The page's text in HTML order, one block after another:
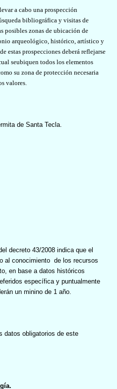
a cabo una prospección
bibliográfica y visitas de
posibles zonas de ubicación de
arqueológico, histórico, artístico y
estas prospecciones deberá reflejarse
seubiquen todos los elementos
su zona de protección necesaria
valores.
de Santa Tecla.
decreto 43/2008 indica que el
al conocimiento de los recursos
en base a datos históricos
específica y puntualmente
un minino de 1 año.
datos obligatorios de este